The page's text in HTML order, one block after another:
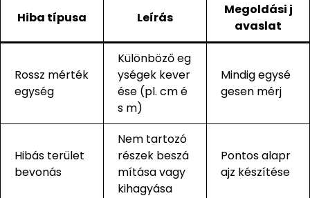
Hiba típusa Leírás
Megoldási j
avaslat
Rossz mérték
egység
Különböző eg
ységek kever
ése (pl. cm é
s m)
Mindig egysé
gesen mérj
Hibás terület
bevonás
Nem tartozó
részek beszá
mítása vagy
kihagyása
Pontos alapr
ajz készítése